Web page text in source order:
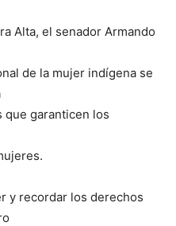
Alta, el senador Armando
de la mujer indígena se
que garanticen los
y recordar los derechos